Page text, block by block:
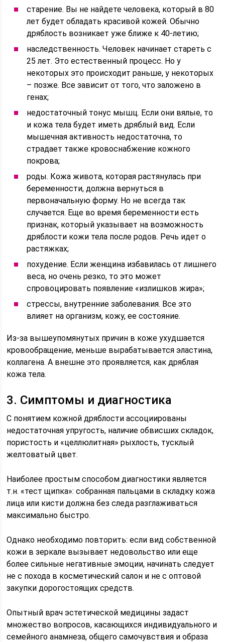
старение. Вы не найдете человека, который в 80
лет будет обладать красивой кожей. Обычно
дряблость возникает уже ближе к 40-летию;
наследственность. Человек начинает стареть с
25 лет. Это естественный процесс. Но у
некоторых это происходит раньше, у некоторых
– позже. Все зависит от того, что заложено в
генах;
недостаточный тонус мышц. Если они вялые, то
и кожа тела будет иметь дряблый вид. Если
мышечная активность недостаточна, то
страдает также кровоснабжение кожного
покрова;
роды. Кожа живота, которая растянулась при
беременности, должна вернуться в
первоначальную форму. Но не всегда так
случается. Еще во время беременности есть
признак, который указывает на возможность
дряблости кожи тела после родов. Речь идет о
растяжках;
похудение. Если женщина избавилась от лишнего
веса, но очень резко, то это может
спровоцировать появление «излишков жира»;
стрессы, внутренние заболевания. Все это
влияет на организм, кожу, ее состояние.
Из-за вышеупомянутых причин в коже ухудшается
кровообращение, меньше вырабатывается эластина,
коллагена. А внешне это проявляется, как дряблая
кожа тела.
3. Симптомы и диагностика
С понятием кожной дряблости ассоциированы
недостаточная упругость, наличие обвисших складок,
пористость и «целлюлитная» рыхлость, тусклый
желтоватый цвет.
Наиболее простым способом диагностики является
т.н. «тест щипка»: собранная пальцами в складку кожа
лица или кисти должна без следа разглаживаться
максимально быстро.
Однако необходимо повторить: если вид собственной
кожи в зеркале вызывает недовольство или еще
более сильные негативные эмоции, начинать следует
не с похода в косметический салон и не с оптовой
закупки дорогостоящих средств.
Опытный врач эстетической медицины задаст
множество вопросов, касающихся индивидуального и
семейного анамнеза, общего самочувствия и образа